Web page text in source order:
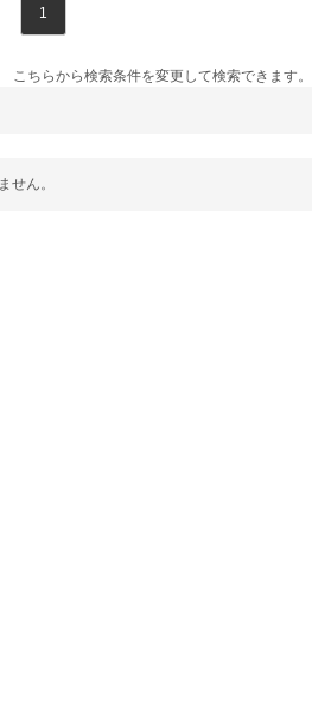
1
こちらから検索条件を変更して検索できます。
せん。